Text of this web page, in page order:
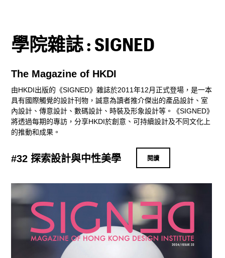
學院雜誌 : SIGNED
The Magazine of HKDI
由HKDI出版的《SIGNED》雜誌於2011年12月正式登場，是一本
具有國際觸覺的設計刊物，誠意為讀者推介傑出的產品設計、室
內設計、傳意設計、數碼設計、時裝及形象設計等。《SIGNED》
將透過每期的專訪，分享HKDI於創意、可持續設計及不同文化上
的推動和成果。
#32 探索設計與中性美學 閱讀